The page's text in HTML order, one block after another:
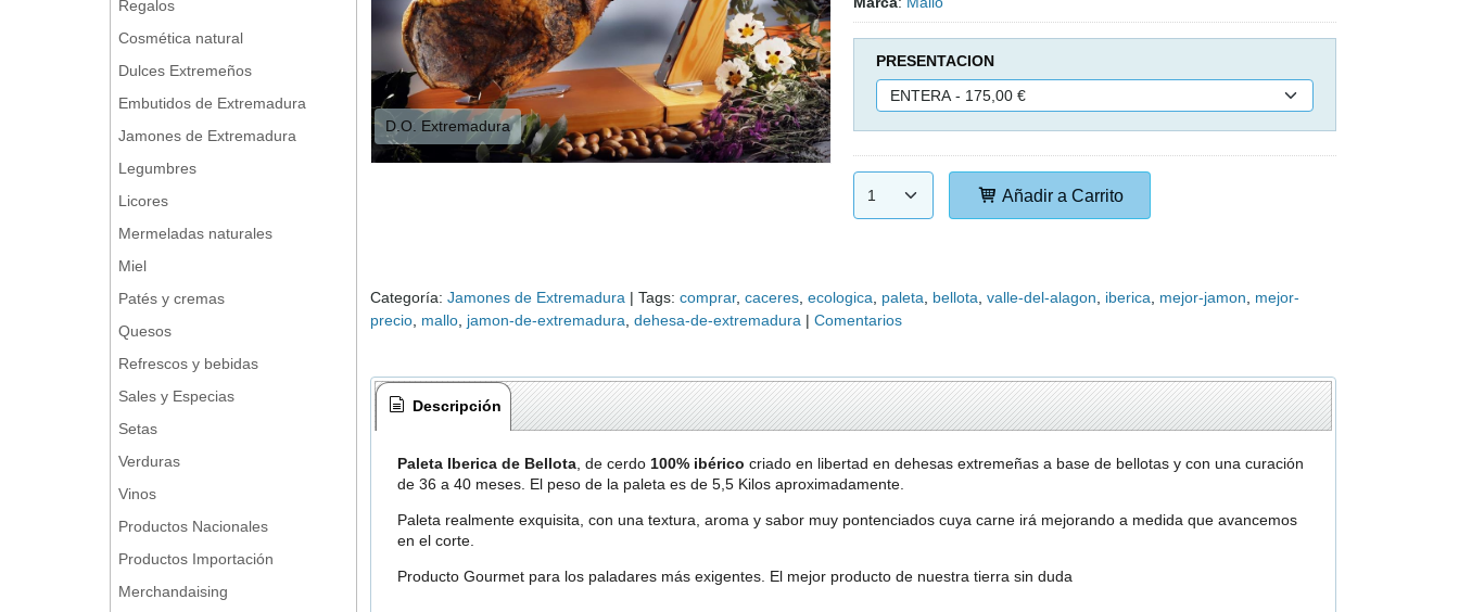
Regalos
Cosmética natural
Dulces Extremeños
Embutidos de Extremadura
Jamones de Extremadura
Legumbres
Licores
Mermeladas naturales
Miel
Patés y cremas
Quesos
Refrescos y bebidas
Sales y Especias
Setas
Verduras
Vinos
Productos Nacionales
Productos Importación
Merchandaising
D.O. Extremadura
PRESENTACION
Añadir a Carrito
Categoría: Jamones de Extremadura | Tags: comprar caceres ecologica paleta bellota valle-del-alagon iberica mejor-jamon
mejor-
precio mallo jamon-de-extremadura dehesa-de-extremadura | Comentarios
Descripción
Paleta Iberica de Bellota, de cerdo 100% ibérico criado en libertad en dehesas extremeñas a base de bellotas y con una curación
de 36 a 40 meses. El peso de la paleta es de 5,5 Kilos aproximadamente.
Paleta realmente exquisita, con una textura, aroma y sabor muy pontenciados cuya carne irá mejorando a medida que avancemos
en el corte.
Producto Gourmet para los paladares más exigentes. El mejor producto de nuestra tierra sin duda